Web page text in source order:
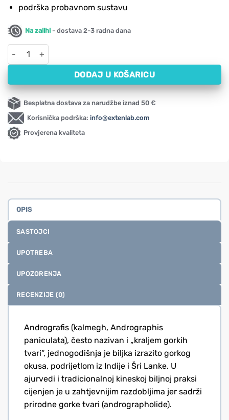
podrška probavnom sustavu
Na zalihi - dostava 2-3 radna dana
Ekstrakt Andrographis NOW, 400 mg (90 kapsula) količina
DODAJ U KOŠARICU
Besplatna dostava za narudžbe iznad 50 €
Korisnička podrška: info@extenlab.com
Provjerena kvaliteta
OPIS
SASTOJCI
UPOTREBA
UPOZORENJA
RECENZIJE (0)
Andrografis (kalmegh, Andrographis
paniculata), često nazivan i „kraljem gorkih
tvari“, jednogodišnja je biljka izrazito gorkog
okusa, podrijetlom iz Indije i Šri Lanke. U
ajurvedi i tradicionalnoj kineskoj biljnoj praksi
cijenjen je u zahtjevnijim razdobljima jer sadrži
prirodne gorke tvari (andrographolide).